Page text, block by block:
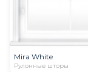
Mira White
Рулонные шторы